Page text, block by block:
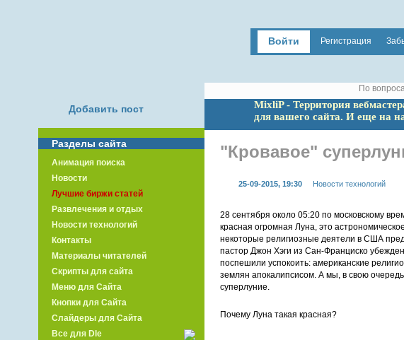
Войти Регистрация
По
MixliP - Территория
для вашего сайта. И еще на
"Кровавое"
25-09-2015, 19:30 Новости технологий
28 сентября около 05:20 по московскому
красная огромная Луна, это
некоторые религиозные деятели в США
пастор Джон Хэги из Сан-Франциско
поспешили успокоить: американские
землян апокалипсисом. А мы, в свою
суперлуние.
Почему Луна такая красная?
Добавить пост
Разделы сайта
Анимация поиска
Новости
Лучшие биржи статей
Развлечения и отдых
Новости технологий
Контакты
Материалы читателей
Скрипты для сайта
Меню для Сайта
Кнопки для Сайта
Слайдеры для Сайта
Все для Dle